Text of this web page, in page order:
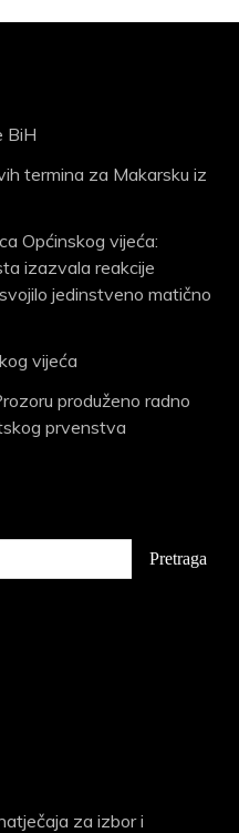
BiH
termina za Makarsku iz
Općinskog vijeća:
izazvala reakcije
jedinstveno matično
vijeća
produženo radno
prvenstva
za izbor i